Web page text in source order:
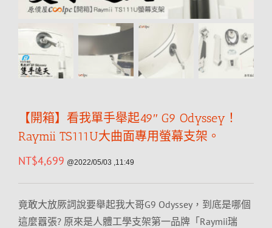
【開箱】看我單手舉起49″ G9 Odyssey！
Raymii TS111U大曲面專用螢幕支架。
NT$4,699 @2022/05/03 ,11:49
竟敢大放厥詞說要舉起我大哥G9 Odyssey，到底是哪個
這麼囂張? 原來是人體工學支架第一品牌「Raymii瑞